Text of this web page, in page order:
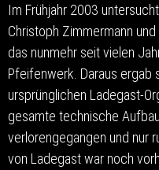
Im Frühjahr 2003
Christoph Zimmermann
das nunmehr seit vielen
Pfeifenwerk. Daraus ergab
ursprünglichen Ladegast-
gesamte technische
verlorengegangen und nur
von Ladegast war noch